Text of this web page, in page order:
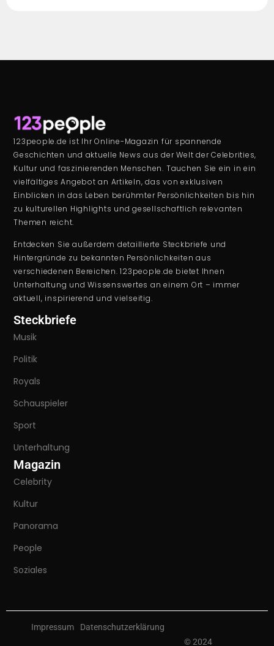
123people.de ist Ihr Online-Magazin für spannende
Geschichten und aktuelle News aus der Welt der Celebrities,
Kultur und faszinierenden Menschen. Tauchen Sie ein in ein
vielfältiges Angebot an Artikeln, das von exklusiven
Einblicken in das Leben berühmter Persönlichkeiten bis hin
zu kulturellen Highlights und gesellschaftlich relevanten
Themen reicht.
Entdecken Sie außerdem detaillierte Steckbriefe und
Hintergründe zu bekannten Persönlichkeiten aus
verschiedenen Bereichen. 123people.de bietet Ihnen
Unterhaltung und Wissenswertes an einem Ort – immer
aktuell, inspirierend und vielseitig.
Steckbriefe
Musik
Politik
Royals
Schauspieler
Sport
Unterhaltung
Magazin
Celebrity
Kultur
Panorama
People
Soziales
© 2024
Impressum Datenschutzerklärung